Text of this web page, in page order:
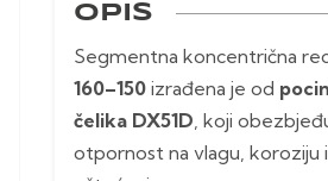
OPIS
Segmentna koncentrična
160–150 izrađena je od
čelika DX51D, koji
otpornost na vlagu, koroziju